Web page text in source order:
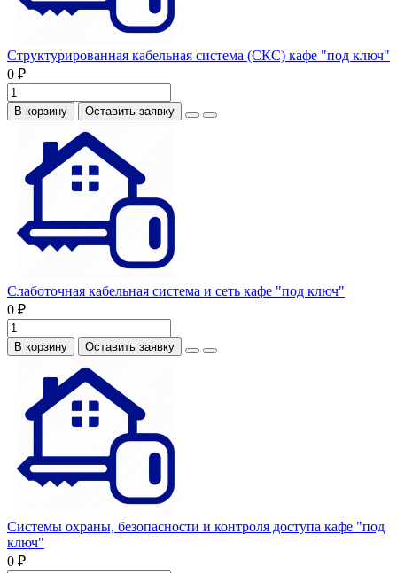
Структурированная кабельная система (СКС) кафе "под ключ"
0 ₽
В корзину Оставить заявку
Слаботочная кабельная система и сеть кафе "под ключ"
0 ₽
В корзину Оставить заявку
Системы охраны, безопасности и контроля доступа кафе "под
ключ"
0 ₽